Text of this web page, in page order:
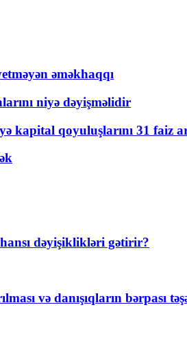
əməkhaqqı
niyə dəyişməlidir
kapital qoyuluşlarını 31 faiz
dəyişiklikləri gətirir?
və danışıqların bərpası